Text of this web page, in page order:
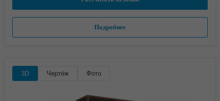
Подробнее
3D Чертёж Фото